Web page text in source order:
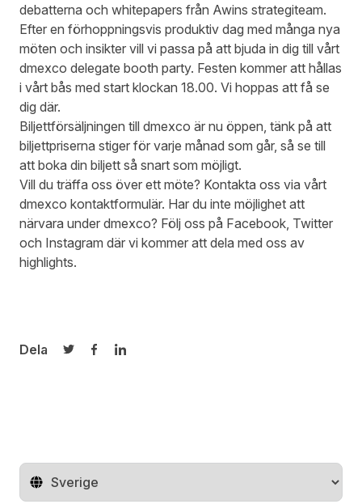
debatterna och whitepapers från Awins strategiteam.
Efter en förhoppningsvis produktiv dag med många nya
möten och insikter vill vi passa på att bjuda in dig till vårt
dmexco delegate booth party. Festen kommer att hållas
i vårt bås med start klockan 18.00. Vi hoppas att få se
dig där.
Biljettförsäljningen till dmexco är nu öppen , tänk på att
biljettpriserna stiger för varje månad som går, så se till
att boka din biljett så snart som möjligt.
Vill du träffa oss över ett möte? Kontakta oss via vårt
dmexco kontaktformulär. Har du inte möjlighet att
närvara under dmexco? Följ oss på Facebook Twitter
och Instagram där vi kommer att dela med oss av
highlights.
Dela
Dela på Twitter
Dela på Facebook
Dela på LinkedIn
Byt land